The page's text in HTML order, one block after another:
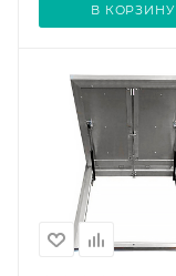
В КОРЗИНУ